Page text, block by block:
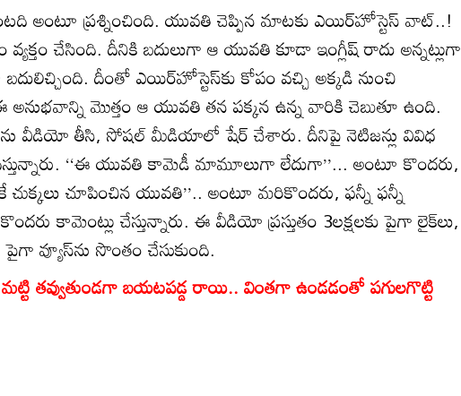
అంటూ ప్రశ్నించింది. యువతి చెప్పిన మాటకు ఎయిర్‌హోస్టెస్ వాట్..!
వ్యక్తం చేసింది. దీనికి బదులుగా ఆ యువతి కూడా ఇంగ్లీష్ రాదు అన్నట్లుగా
దీంతో ఎయిర్‌హోస్టెస్‌కు కోపం వచ్చి అక్కడి నుంచి
మొత్తం ఆ యువతి తన పక్కన ఉన్న వారికి చెబుతూ ఉంది.
వీడియో తీసి, సోషల్ మీడియాలో షేర్ చేశారు. దీనిపై నెటిజన్లు వివిధ
‘‘ఈ యువతి కామెడీ మామూలుగా లేదుగా’’... అంటూ కొందరు,
చుక్కలు చూపించిన యువతి’’.. అంటూ మరికొందరు, ఫన్నీ ఫన్నీ
కామెంట్లు చేస్తున్నారు. ఈ వీడియో ప్రస్తుతం 3లక్షలకు పైగా లైక్‌లు,
వ్యూస్‌ను సొంతం చేసుకుంది.
తవ్వుతుండగా బయటపడ్డ రాయి.. వింతగా ఉండడంతో పగులగొట్టి